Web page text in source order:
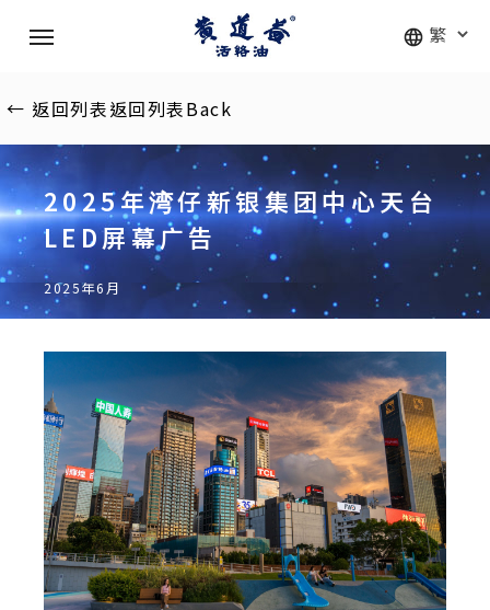
content
Menu
← 返回列表返回列表Back
2025年湾仔新银集团中心天台
LED屏幕广告
2025年6月